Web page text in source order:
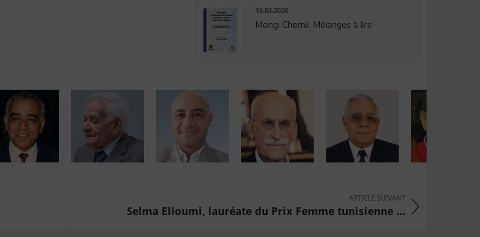
10.03.2026
Mongi Chemli: Mélanges à lire
ARTICLE SUIVANT
Selma Elloumi, lauréate du Prix Femme tunisienne ...